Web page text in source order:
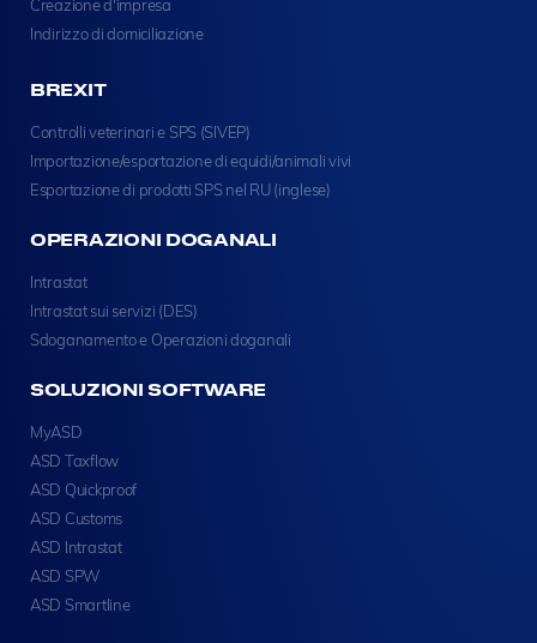
Creazione d'impresa
Indirizzo di domiciliazione
BREXIT
Controlli veterinari e SPS (SIVEP)
Importazione/esportazione di equidi/animali vivi
Esportazione di prodotti SPS nel RU (inglese)
OPERAZIONI DOGANALI
Intrastat
Intrastat sui servizi (DES)
Sdoganamento e Operazioni doganali
SOLUZIONI SOFTWARE
MyASD
ASD Taxflow
ASD Quickproof
ASD Customs
ASD Intrastat
ASD SPW
ASD Smartline